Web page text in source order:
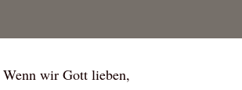
Wenn wir Gott lieben,